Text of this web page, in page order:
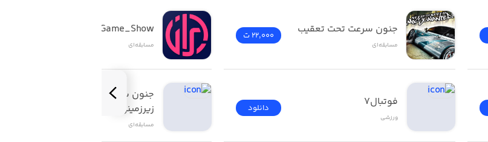
جنون سرعت تحت تعقیب
مسابقه‌ای
22,000 ت
فوتبال7
ورزشی
دانلود
TV1_Game_Show
مسابقه‌ای
زیرزمینی
مسابقه‌ای